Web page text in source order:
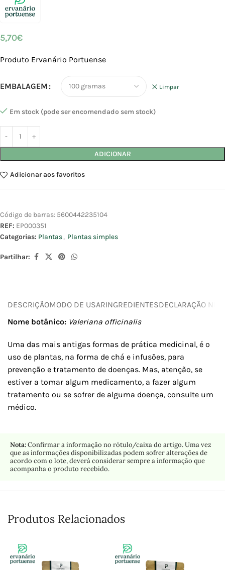
5,70€
Produto Ervanário Portuense
EMBALAGEM Limpar
Em stock (pode ser encomendado sem stock)
ADICIONAR
Adicionar aos favoritos
Código de barras: 5600442235104
REF: EP000351
Categorias: Plantas, Plantas simples
Partilhar:
DESCRIÇÃOMODO DE USARINGREDIENTESDECLARAÇÃO
Nome botânico: Valeriana officinalis
Uma das mais antigas formas de prática medicinal, é o
uso de plantas, na forma de chá e infusões, para
prevenção e tratamento de doenças. Mas, atenção, se
estiver a tomar algum medicamento, a fazer algum
tratamento ou se sofrer de alguma doença, consulte um
médico.
Nota:Confirmar a informação no rótulo/caixa do artigo. Uma vez
que as informações disponibilizadas podem sofrer alterações de
acordo com o lote, deverá considerar sempre a informação que
acompanha o produto recebido.
Produtos Relacionados